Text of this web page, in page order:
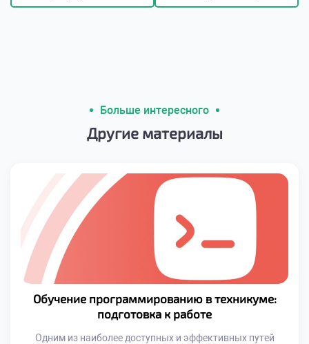
Больше интересного
Другие материалы
Обучение программированию в техникуме:
подготовка к работе
Одним из наиболее доступных и эффективных путей